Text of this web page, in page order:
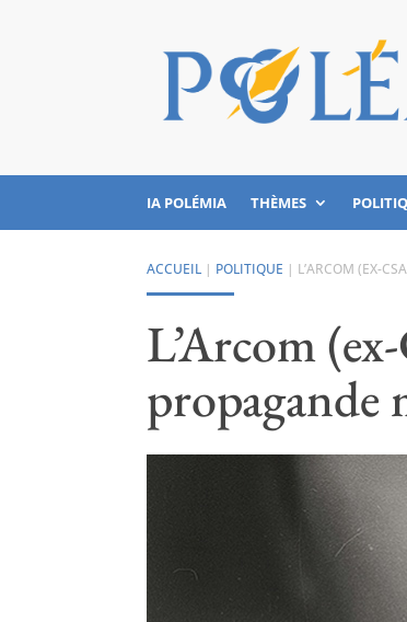
IA POLÉMIA THÈMES
ACCUEIL | POLITIQUE | L’ARCOM (EX-
L’Arcom
propagande